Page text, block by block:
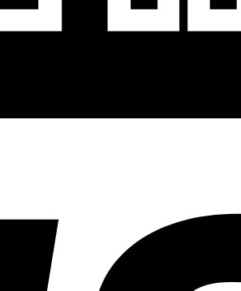
(menos de 500 km) se estabilicen